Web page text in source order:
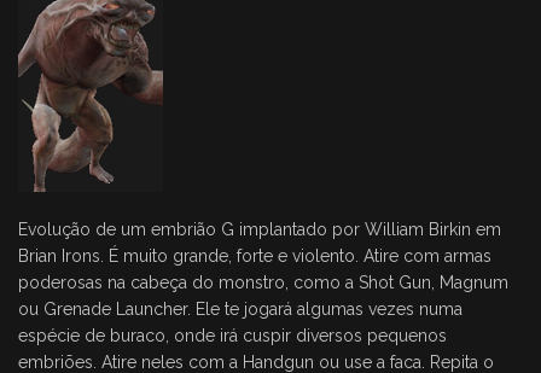
Evolução de um embrião G implantado por William Birkin em
Brian Irons. É muito grande, forte e violento. Atire com armas
poderosas na cabeça do monstro, como a Shot Gun, Magnum
ou Grenade Launcher. Ele te jogará algumas vezes numa
espécie de buraco, onde irá cuspir diversos pequenos
embriões. Atire neles com a Handgun ou use a faca. Repita o